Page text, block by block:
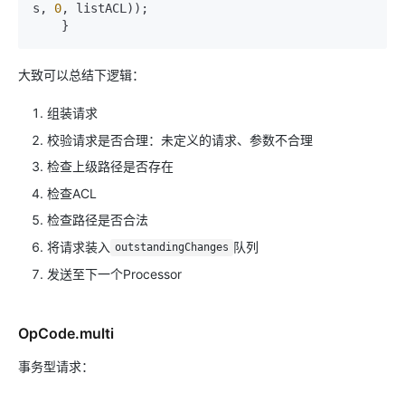
s, 0, listACL));
大致可以总结下逻辑：
组装请求
校验请求是否合理：未定义的请求、参数不合理
检查上级路径是否存在
检查ACL
检查路径是否合法
将请求装入 outstandingChanges 队列
发送至下一个Processor
OpCode.multi
事务型请求：